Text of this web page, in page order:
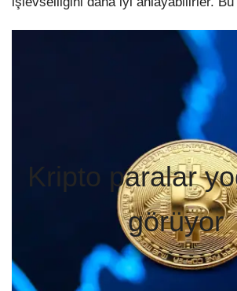
Kripto paralar
görüyor